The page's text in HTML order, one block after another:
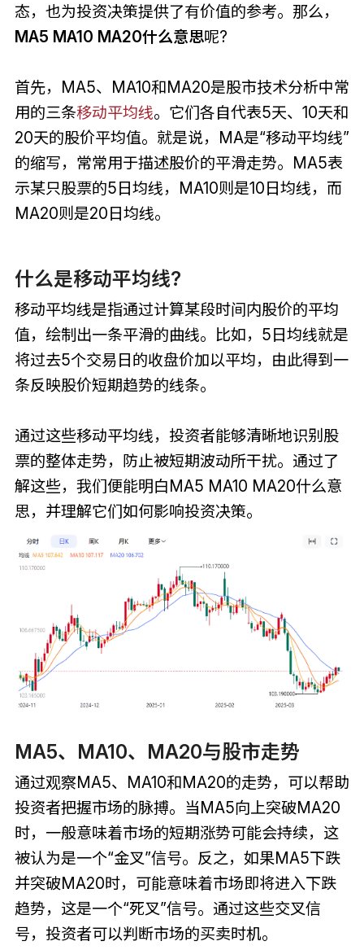
态，也为投资决策提供了有价值的参考。那么，
MA5 MA10 MA20什么意思呢?
首先，MA5、MA10和MA20是股市技术分析中常
用的三条移动平均线。它们各自代表5天、10天和
20天的股价平均值。就是说，MA是“移动平均线”
的缩写，常常用于描述股价的平滑走势。MA5表
示某只股票的5日均线，MA10则是10日均线，而
MA20则是20日均线。
什么是移动平均线?
移动平均线是指通过计算某段时间内股价的平均
值，绘制出一条平滑的曲线。比如，5日均线就是
将过去5个交易日的收盘价加以平均，由此得到一
条反映股价短期趋势的线条。
通过这些移动平均线，投资者能够清晰地识别股
票的整体走势，防止被短期波动所干扰。通过了
解这些，我们便能明白MA5 MA10 MA20什么意
思，并理解它们如何影响投资决策。
MA5、MA10、MA20与股市走势
通过观察MA5、MA10和MA20的走势，可以帮助
投资者把握市场的脉搏。当MA5向上突破MA20
时，一般意味着市场的短期涨势可能会持续，这
被认为是一个“金叉”信号。反之，如果MA5下跌
并突破MA20时，可能意味着市场即将进入下跌
趋势，这是一个“死叉”信号。通过这些交叉信
号，投资者可以判断市场的买卖时机。